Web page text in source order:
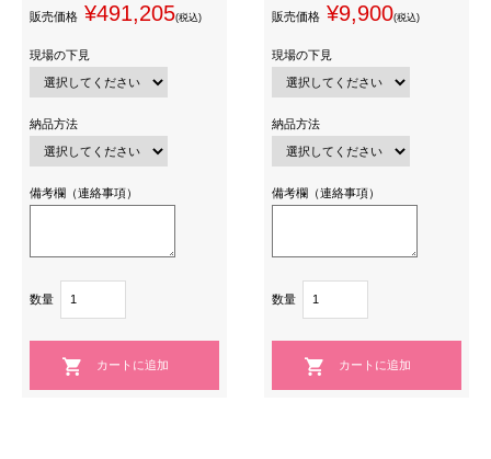
販売価格 ¥491,205(税込)
現場の下見
納品方法
備考欄（連絡事項）
数量
販売価格 ¥9,900(税込)
現場の下見
納品方法
備考欄（連絡事項）
数量